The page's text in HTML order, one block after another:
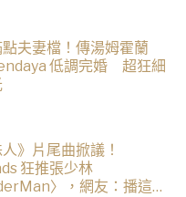
夫妻檔！傳湯姆霍蘭
低調完婚 超狂細
人》片尾曲掀議！
狂推張少林
〉，網友：播這個